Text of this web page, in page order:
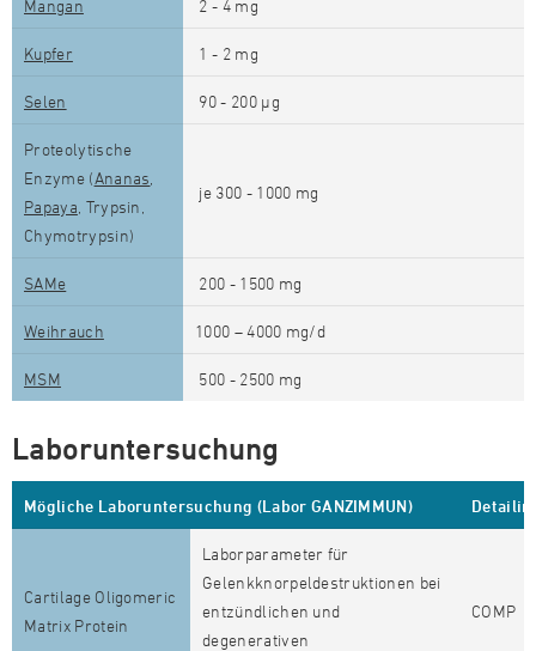
Mangan 2 - 4 mg
Kupfer 1 - 2 mg
Selen 90 - 200 µg
Proteolytische
Enzyme (Ananas
Papaya , Trypsin,
Chymotrypsin)
je 300 - 1000 mg
SAMe 200 - 1500 mg
Weihrauch 1000 – 4000 mg/d
MSM 500 - 2500 mg
Laboruntersuchung
Mögliche Laboruntersuchung (Labor GANZIMMUN)
Cartilage Oligomeric
Matrix Protein
Laborparameter für
Gelenkknorpeldestruktionen bei
entzündlichen und
degenerativen
COMP